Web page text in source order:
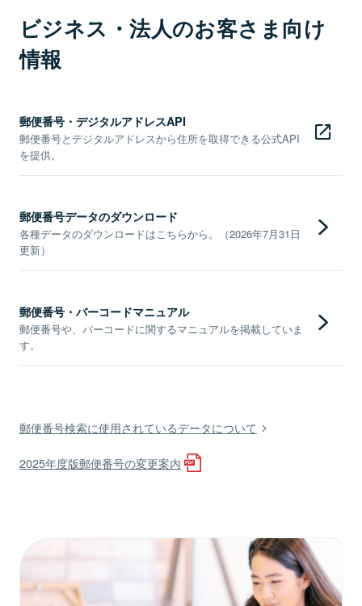
ビジネス・法人のお客さま向け
情報
郵便番号・デジタルアドレスAPI
郵便番号とデジタルアドレスから住所を取得できる公式API
を提供。
郵便番号データのダウンロード
各種データのダウンロードはこちらから。（2026年7月31日
更新）
郵便番号・バーコードマニュアル
郵便番号や、バーコードに関するマニュアルを掲載していま
す。
郵便番号検索に使用されているデータについて
2025年度版郵便番号の変更案内